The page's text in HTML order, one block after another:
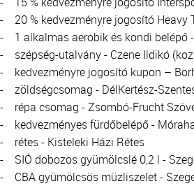
- 20 % kedvezményre jogosító Heavy
- 1 alkalmas aerobik és kondi belépő
- szépség-utalvány - Czene Ildikó
- kedvezményre jogosító kupon –
- zöldségcsomag - DélKertész-
- répa csomag - Zsombó-Frucht
- kedvezményes fürdőbelépő -
- rétes - Kisteleki Házi Rétes
- SIÓ dobozos gyümölcslé 0,2 l -
- CBA gyümölcsös müzliszelet -